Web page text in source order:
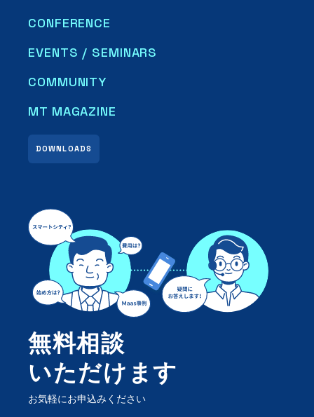
CONFERENCE
EVENTS / SEMINARS
COMMUNITY
DOWNLOADS
MT MAGAZINE
無料相談
いただけます
お気軽にお申込みください